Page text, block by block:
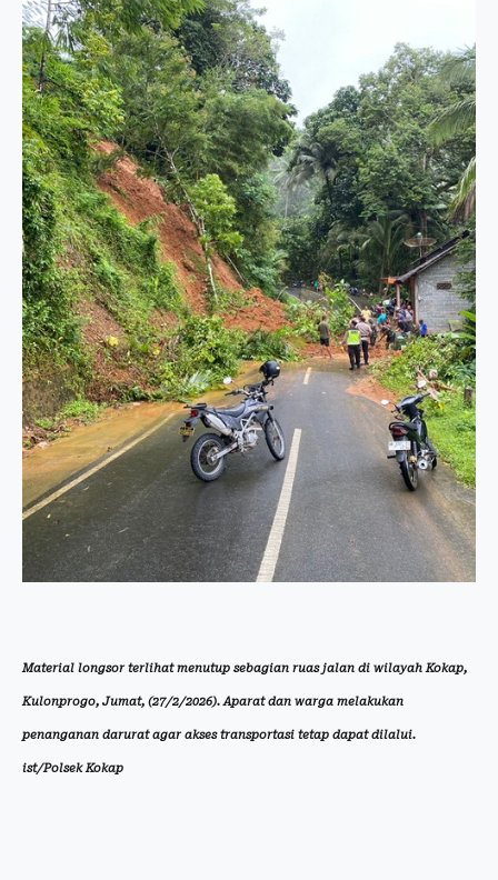
Material longsor terlihat menutup sebagian ruas jalan di wilayah Kokap,
Kulonprogo, Jumat, (27/2/2026). Aparat dan warga melakukan
penanganan darurat agar akses transportasi tetap dapat dilalui.
ist/Polsek Kokap